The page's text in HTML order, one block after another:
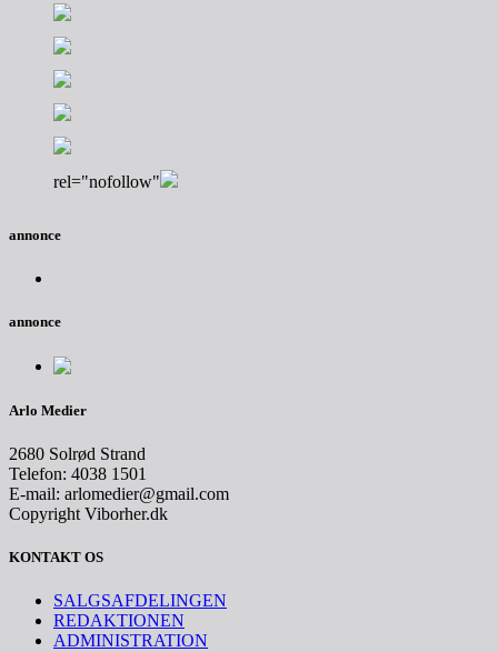
rel="nofollow"
annonce
annonce
Arlo Medier
2680 Solrød Strand
Telefon: 4038 1501
E-mail: arlomedier@gmail.com
Copyright Viborher.dk
KONTAKT OS
SALGSAFDELINGEN
REDAKTIONEN
ADMINISTRATION